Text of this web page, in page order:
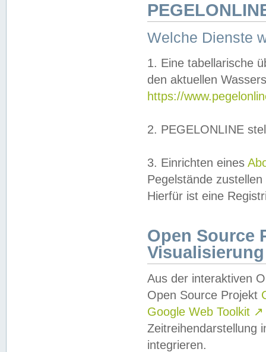
Welche Dienste
1. Eine tabellarische
den aktuellen
https://
2. PEGELONLINE
3. Einrichten eines
Pegelstände
Hierfür ist eine
Open Source
Visualisierung
Aus der interaktiven
Open Source Projekt
Google Web Toolkit ↗
Zeitreihendarstellung
integrieren.